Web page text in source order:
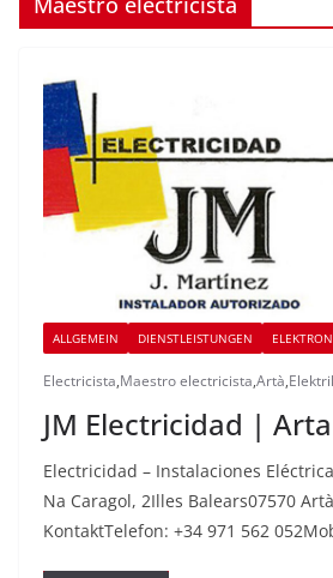
ALLGEMEIN DIENSTLEISTUNGEN
Electricista,Maestro electricista,Artà,
JM Electricidad | Arta
Electricidad – Instalaciones
Na Caragol, 2Illes Balears07570
KontaktTelefon: +34 971 562